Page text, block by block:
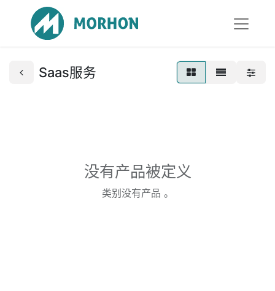
Saas服务
没有产品被定义
类别没有产品 。